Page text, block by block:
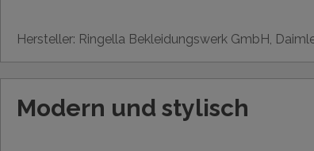
Hersteller: Ringella Bekleidungswerk GmbH,
Modern und stylisch